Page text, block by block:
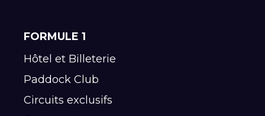
FORMULE 1
Hôtel et Billeterie
Paddock Club
Circuits exclusifs